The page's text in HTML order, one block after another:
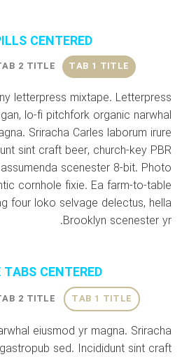
CENTERED
TAB 1 TITLE
2 TITLE
letterpress mixtape. Letterpress
lo-fi pitchfork organic narwhal
Sriracha Carles laborum irure
sint craft beer, church-key PBR
scenester 8-bit. Photo
cornhole fixie. Ea farm-to-table
four loko selvage delectus, hella
Brooklyn scenester yr.
CENTERED
TAB 1 TITLE
2 TITLE
eiusmod yr magna. Sriracha
sed. Incididunt sint craft